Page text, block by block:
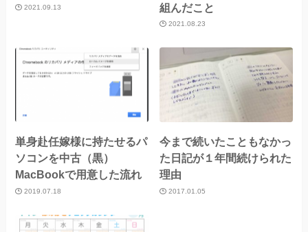
2021.09.13
組んだこと
2021.08.23
単身赴任嫁様に持たせるパ
ソコンを中古（黒）
MacBookで用意した流れ
2019.07.18
今まで続いたこともなかっ
た日記が１年間続けられた
理由
2017.01.05